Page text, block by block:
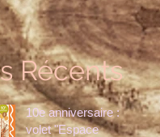
Récents
10e anniversaire :
volet "Espace